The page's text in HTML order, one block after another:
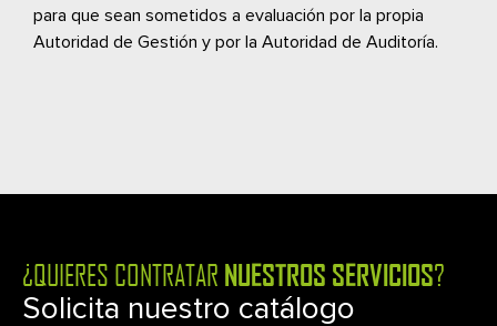
para que sean sometidos a evaluación por la propia
Autoridad de Gestión y por la Autoridad de Auditoría.
¿QUIERES CONTRATAR NUESTROS SERVICIOS?
Solicita nuestro catálogo